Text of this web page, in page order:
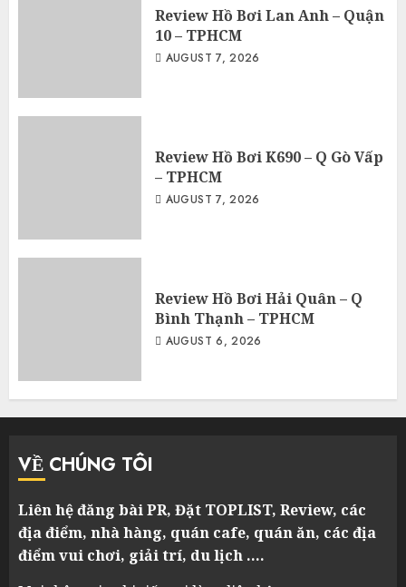
Review Hồ Bơi Lan Anh – Quận
10 – TPHCM
AUGUST 7, 2026
Review Hồ Bơi K690 – Q Gò Vấp
– TPHCM
AUGUST 7, 2026
Review Hồ Bơi Hải Quân – Q
Bình Thạnh – TPHCM
AUGUST 6, 2026
VỀ CHÚNG TÔI
Liên hệ đăng bài PR, Đặt TOPLIST, Review, các
địa điểm, nhà hàng, quán cafe, quán ăn, các địa
điểm vui chơi, giải trí, du lịch ….